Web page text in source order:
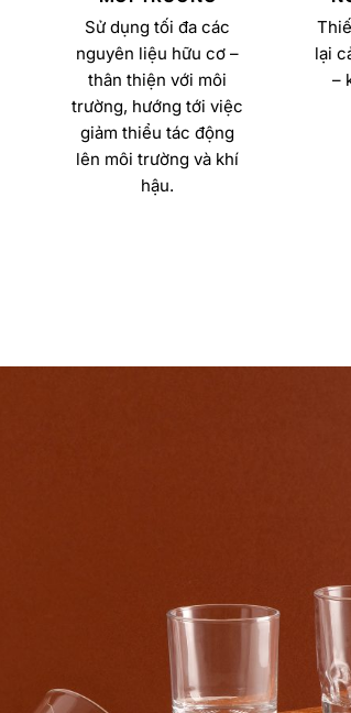
Sử dụng tối đa các
nguyên liệu hữu cơ –
thân thiện với môi
trường, hướng tới việc
giảm thiểu tác động
lên môi trường và khí
hậu.
lại
–